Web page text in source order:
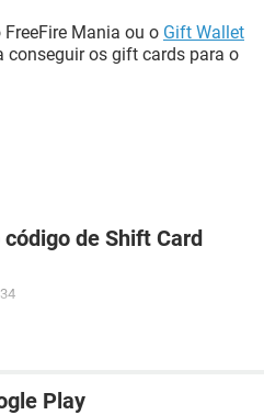
Mania ou o Gift Wallet
conseguir os gift cards para o
de Shift Card
Play